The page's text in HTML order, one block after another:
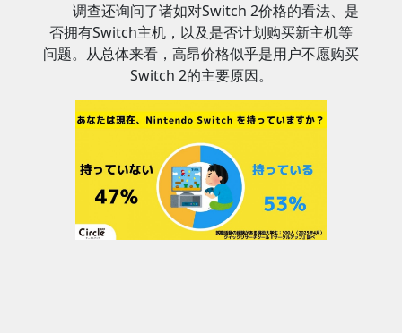
调查还询问了诸如对Switch 2价格的看法、是
否拥有Switch主机，以及是否计划购买新主机等
问题。从总体来看，高昂价格似乎是用户不愿购买
Switch 2的主要原因。